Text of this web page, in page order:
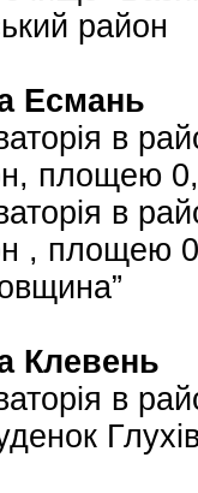
район
Есмань
в
площею
в
, площею
Клевень
в